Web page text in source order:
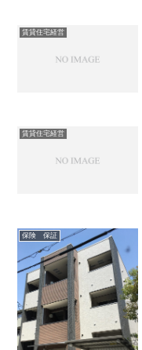
賃貸住宅経営
賃貸住宅経営
保険 保証